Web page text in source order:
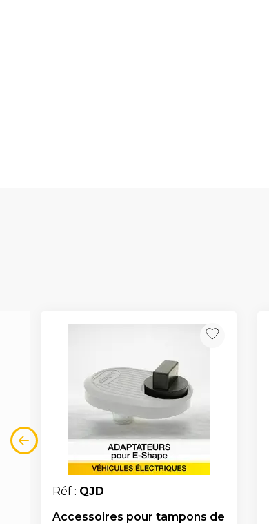
Réf : QJD
Accessoires pour tampons de